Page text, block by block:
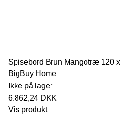
Spisebord Brun Mangotræ 120
BigBuy Home
Ikke på lager
6.862,24 DKK
Vis produkt